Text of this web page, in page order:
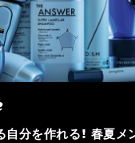
自分を作れる！ 春夏メ